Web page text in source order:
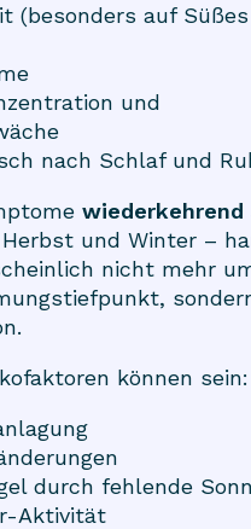
(besonders auf
und
nach Schlaf und
wiederkehrend
und Winter –
nicht mehr
können sein:
durch fehlende
Aktivität